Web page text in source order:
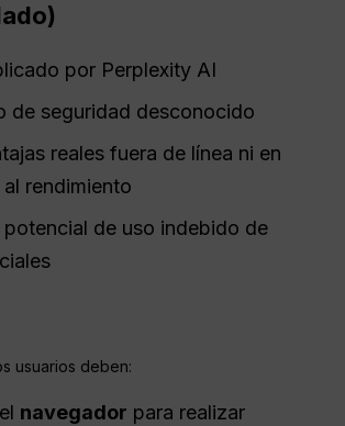
por Perplexity AI
de seguridad desconocido
reales fuera de línea ni en
rendimiento
potencial de uso indebido de
usuarios deben:
navegador para realizar